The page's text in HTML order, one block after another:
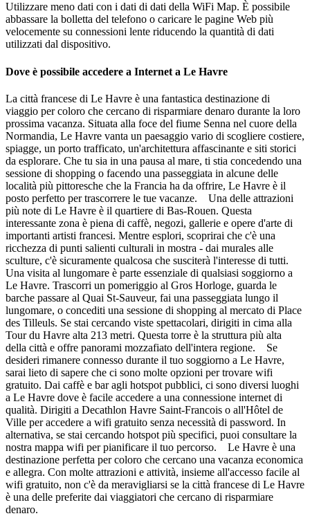
Utilizzare meno dati con i dati di dati della WiFi Map. È possibile
abbassare la bolletta del telefono o caricare le pagine Web più
velocemente su connessioni lente riducendo la quantità di dati
utilizzati dal dispositivo.
Dove è possibile accedere a Internet a Le Havre
La città francese di Le Havre è una fantastica destinazione di
viaggio per coloro che cercano di risparmiare denaro durante la loro
prossima vacanza. Situata alla foce del fiume Senna nel cuore della
Normandia, Le Havre vanta un paesaggio vario di scogliere costiere,
spiagge, un porto trafficato, un'architettura affascinante e siti storici
da esplorare. Che tu sia in una pausa al mare, ti stia concedendo una
sessione di shopping o facendo una passeggiata in alcune delle
località più pittoresche che la Francia ha da offrire, Le Havre è il
posto perfetto per trascorrere le tue vacanze. Una delle attrazioni
più note di Le Havre è il quartiere di Bas-Rouen. Questa
interessante zona è piena di caffè, negozi, gallerie e opere d'arte di
importanti artisti francesi. Mentre esplori, scoprirai che c'è una
ricchezza di punti salienti culturali in mostra - dai murales alle
sculture, c'è sicuramente qualcosa che susciterà l'interesse di tutti.
Una visita al lungomare è parte essenziale di qualsiasi soggiorno a
Le Havre. Trascorri un pomeriggio al Gros Horloge, guarda le
barche passare al Quai St-Sauveur, fai una passeggiata lungo il
lungomare, o concediti una sessione di shopping al mercato di Place
des Tilleuls. Se stai cercando viste spettacolari, dirigiti in cima alla
Tour du Havre alta 213 metri. Questa torre è la struttura più alta
della città e offre panorami mozzafiato dell'intera regione. Se
desideri rimanere connesso durante il tuo soggiorno a Le Havre,
sarai lieto di sapere che ci sono molte opzioni per trovare wifi
gratuito. Dai caffè e bar agli hotspot pubblici, ci sono diversi luoghi
a Le Havre dove è facile accedere a una connessione internet di
qualità. Dirigiti a Decathlon Havre Saint-Francois o all'Hôtel de
Ville per accedere a wifi gratuito senza necessità di password. In
alternativa, se stai cercando hotspot più specifici, puoi consultare la
nostra mappa wifi per pianificare il tuo percorso. Le Havre è una
destinazione perfetta per coloro che cercano una vacanza economica
e allegra. Con molte attrazioni e attività, insieme all'accesso facile al
wifi gratuito, non c'è da meravigliarsi se la città francese di Le Havre
è una delle preferite dai viaggiatori che cercano di risparmiare
denaro.